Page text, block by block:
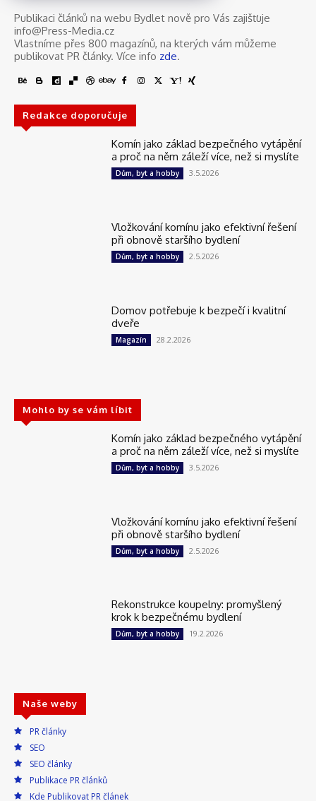
Publikaci článků na webu Bydlet nově pro Vás zajišťuje
info@Press-Media.cz
Vlastníme přes 800 magazínů, na kterých vám můžeme
publikovat PR články. Více info zde.
Redakce doporučuje
Komín jako základ bezpečného vytápění
a proč na něm záleží více, než si myslíte
Dům, byt a hobby 3.5.2026
Vložkování komínu jako efektivní řešení
při obnově staršího bydlení
Dům, byt a hobby 2.5.2026
Domov potřebuje k bezpečí i kvalitní
dveře
Magazín 28.2.2026
Mohlo by se vám líbit
Komín jako základ bezpečného vytápění
a proč na něm záleží více, než si myslíte
Dům, byt a hobby 3.5.2026
Vložkování komínu jako efektivní řešení
při obnově staršího bydlení
Dům, byt a hobby 2.5.2026
Rekonstrukce koupelny: promyšlený
krok k bezpečnému bydlení
Dům, byt a hobby 19.2.2026
Naše weby
PR články
SEO
SEO články
Publikace PR článků
Kde Publikovat PR článek